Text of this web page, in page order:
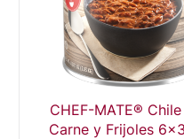
CHEF-MATE®
Carne y Frijoles